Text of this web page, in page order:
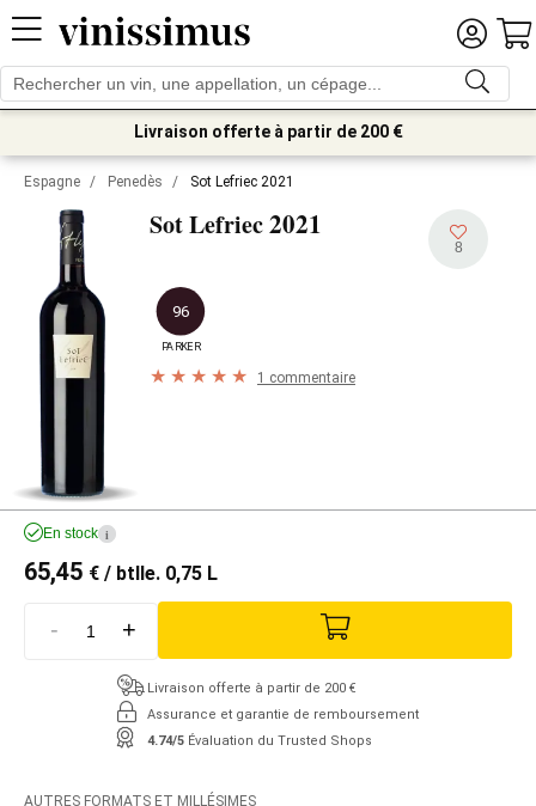
Livraison offerte à partir de 200 €
Espagne / Penedès / Sot Lefriec 2021
Sot Lefriec2021
8
96
PARKER
1 commentaire
En stock i
65,45 € / btlle. 0,75 L
- +
Livraison offerte à partir de 200 €
Assurance et garantie de remboursement
4.74/5 Évaluation du Trusted Shops
AUTRES FORMATS ET MILLÉSIMES